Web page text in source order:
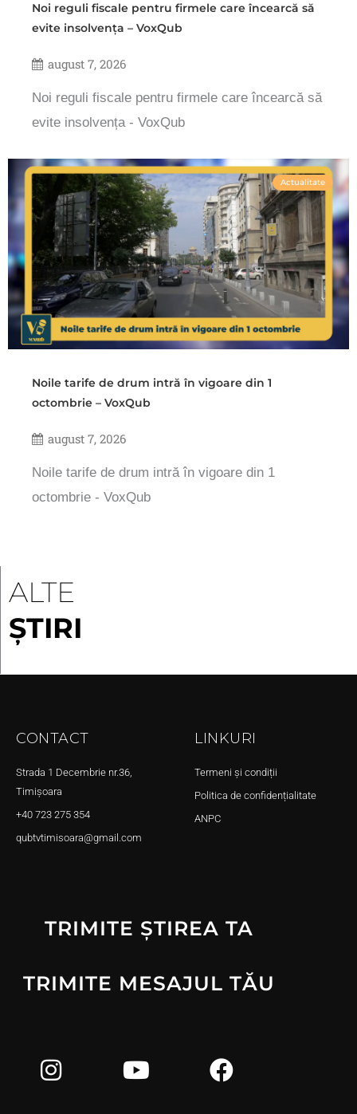
Noi reguli fiscale pentru firmele care încearcă să
evite insolvența – VoxQub
august 7, 2026
Noi reguli fiscale pentru firmele care încearcă să
evite insolvența - VoxQub
Actualitate
Noile tarife de drum intră în vigoare din 1
octombrie – VoxQub
august 7, 2026
Noile tarife de drum intră în vigoare din 1
octombrie - VoxQub
ALTE
ȘTIRI
CONTACT
Strada 1 Decembrie nr.36,
Timișoara
+40 723 275 354
qubtvtimisoara@gmail.com
LINKURI
Termeni și condiții
Politica de confidențialitate
ANPC
TRIMITE ȘTIREA TA
TRIMITE MESAJUL TĂU